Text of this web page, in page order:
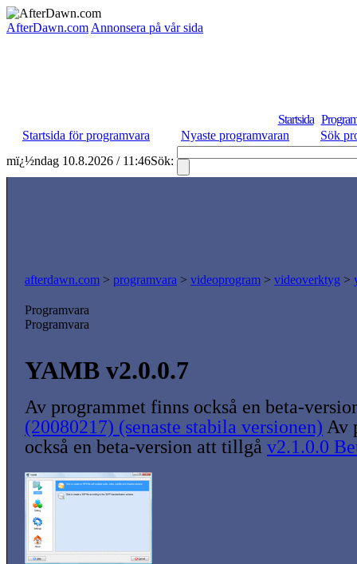
AfterDawn.com Annonsera på vår sida
Startsida
Startsida för programvara
Nyaste programvaran
Sök
mï¿½ndag 10.8.2026 / 11:46Sök:
afterdawn.com > programvara > videoprogram > videoverktyg >
Programvara
Programvara
YAMB v2.0.0.7
Av programmet finns också en beta-
(20080217) (senaste stabila versionen) Av
också en beta-version att tillgå v2.1.0.0